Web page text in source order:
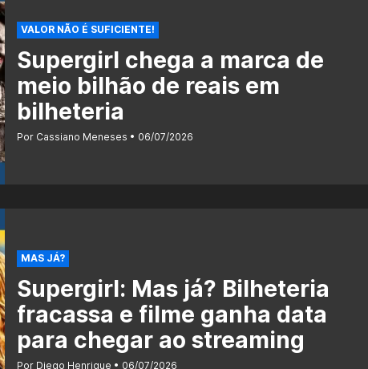
VALOR NÃO É SUFICIENTE!
Supergirl chega a marca de
meio bilhão de reais em
bilheteria
Por Cassiano Meneses 06/07/2026
MAS JÁ?
Supergirl: Mas já? Bilheteria
fracassa e filme ganha data
para chegar ao streaming
Por Diego Henrique 06/07/2026